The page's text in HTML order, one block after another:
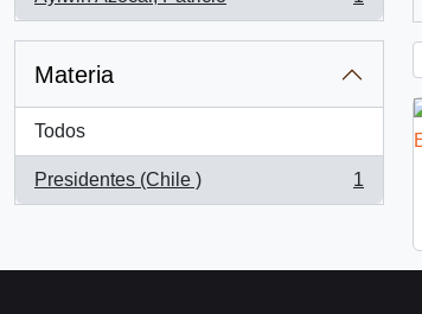
, 1 resultados
Materia
Todos
Presidentes (Chile )
, 1 resultados
1